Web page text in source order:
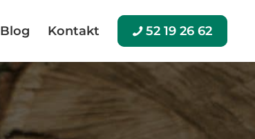
Blog Kontakt 52 19 26 62